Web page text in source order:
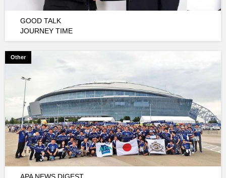
GOOD TALK
JOURNEY TIME
Other